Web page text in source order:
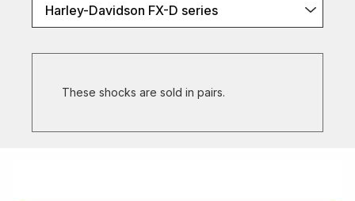
Harley-Davidson FX-D series
These shocks are sold in pairs.